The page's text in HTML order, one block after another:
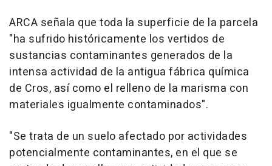
ARCA señala que toda la superficie de la parcela
"ha sufrido históricamente los vertidos de
sustancias contaminantes generados de la
intensa actividad de la antigua fábrica química
de Cros, así como el relleno de la marisma con
materiales igualmente contaminados".
"Se trata de un suelo afectado por actividades
potencialmente contaminantes, en el que se